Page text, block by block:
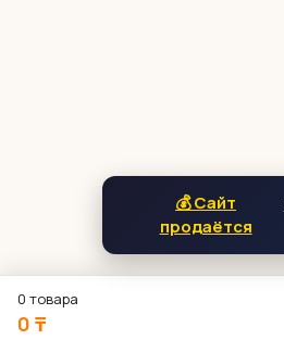
💰 Сайт
продаётся
0 товара
0 ₸